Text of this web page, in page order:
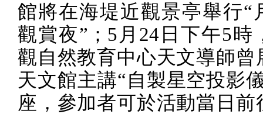
館將在海堤近觀景亭舉行“
觀賞夜”； 5 月 24 日下午5時
觀自然教育中心天文導師曾
天文館主講“自製星空投影
座，參加者可於活動當日前